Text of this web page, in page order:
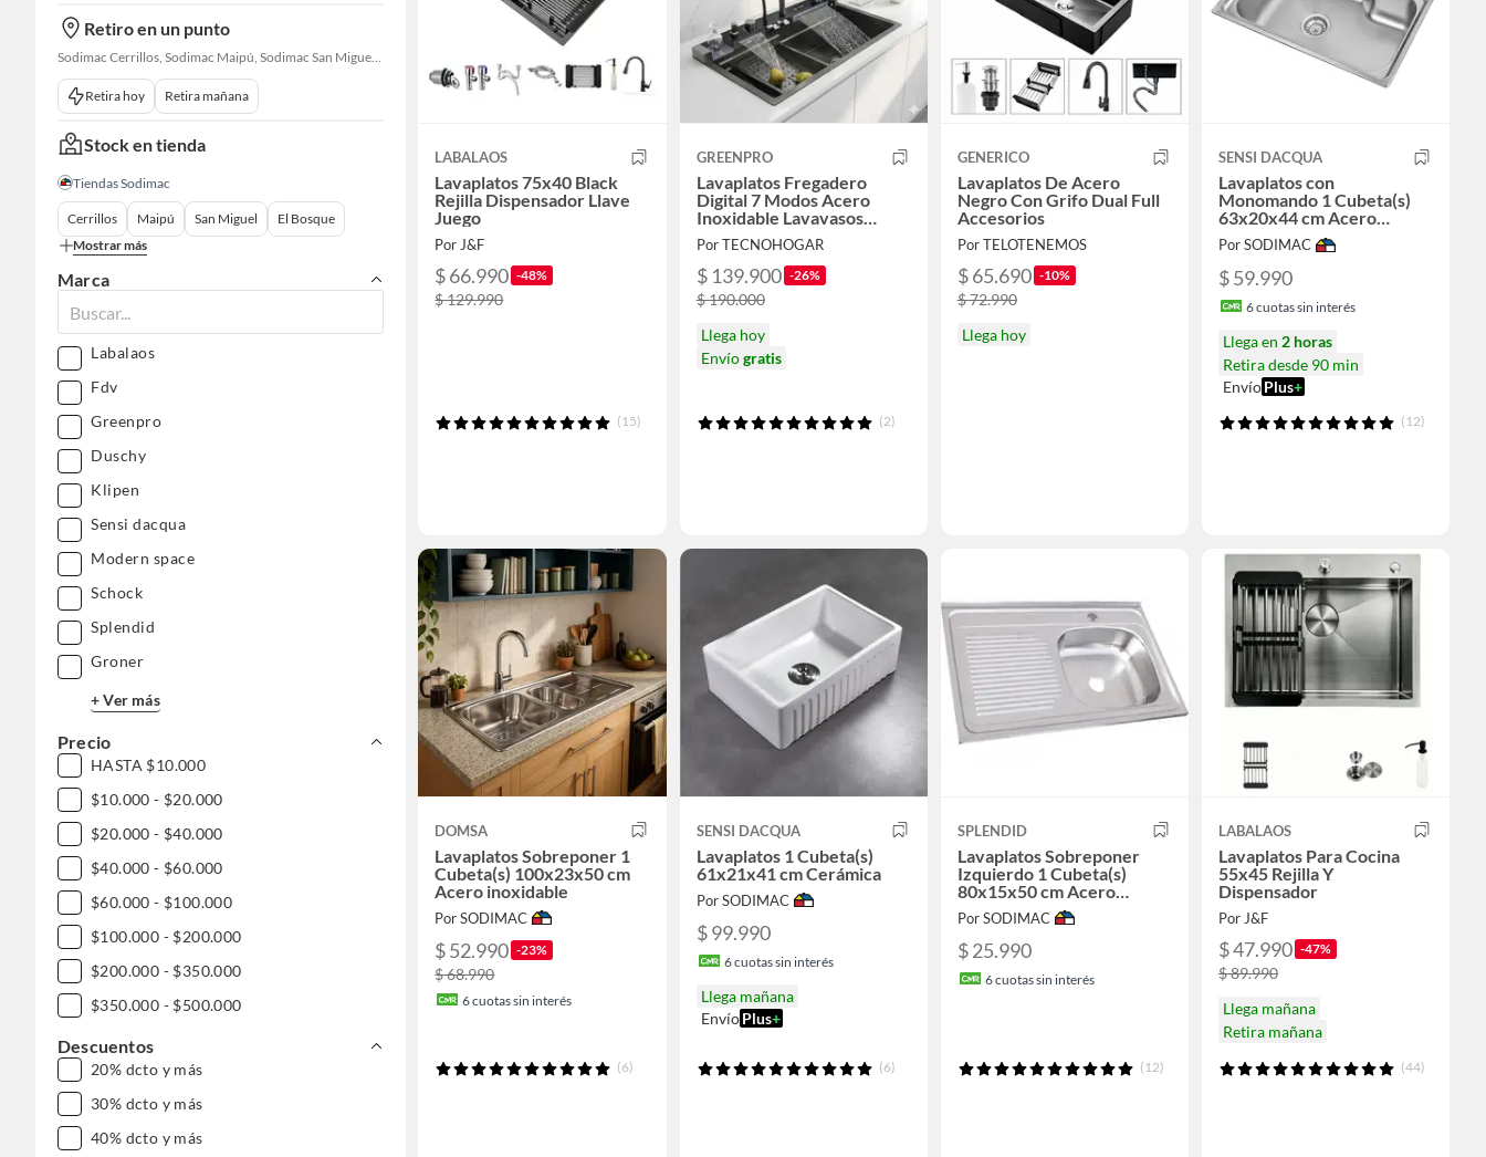
Retiro en un punto
Sodimac Cerrillos, Sodimac Maipú, Sodimac San Miguel, Sodimac El Bosque, Sodimac San Bernardo, Sodimac Talagante, Sodimac San Fernando
Retira hoy Retira mañana
Stock en tienda
Tiendas Sodimac
Cerrillos Maipú San Miguel
El Bosque
Mostrar más
Marca
Labalaos
Fdv
Greenpro
Duschy
Klipen
Sensi dacqua
Modern space
Schock
Splendid
Groner
+ Ver más
Precio
HASTA $10.000
$10.000 - $20.000
$20.000 - $40.000
$40.000 - $60.000
$60.000 - $100.000
$100.000 - $200.000
$200.000 - $350.000
$350.000 - $500.000
$500.000 - $1.000.000
Descuentos
20% dcto y más
30% dcto y más
40% dcto y más
LABALAOS
Lavaplatos 75x40 Black
Rejilla Dispensador Llave
Juego
Por J&F
$ 66.990 -48%
$ 129.990
(15)
GREENPRO
Lavaplatos Fregadero
Digital 7 Modos Acero
Inoxidable Lavavasos
Termómetro Escurridor
Por TECNOHOGAR
$ 139.900 -26%
$ 190.000
Llega hoy
Envíogratis
(2)
GENERICO
Lavaplatos De Acero
Negro Con Grifo Dual Full
Accesorios
Por TELOTENEMOS
$ 65.690 -10%
$ 72.990
Llega hoy
SENSI DACQUA
Lavaplatos con
Monomando 1 Cubeta(s)
63x20x44 cm Acero
inoxidable
Por SODIMAC
$ 59.990
6cuotas sin interés
Llega en 2 horas
Retira desde 90 min
EnvíoPlus+
(12)
DOMSA
Lavaplatos Sobreponer 1
Cubeta(s) 100x23x50 cm
Acero inoxidable
Por SODIMAC
$ 52.990 -23%
$ 68.990
6cuotas sin interés
(6)
SENSI DACQUA
Lavaplatos 1 Cubeta(s)
61x21x41 cm Cerámica
Por SODIMAC
$ 99.990
6cuotas sin interés
Llega mañana
Envío Plus+
(6)
SPLENDID
Lavaplatos Sobreponer
Izquierdo 1 Cubeta(s)
80x15x50 cm Acero
inoxidable
Por SODIMAC
$ 25.990
6cuotas sin interés
(12)
LABALAOS
Lavaplatos Para Cocina
55x45 Rejilla Y
Dispensador
Por J&F
$ 47.990 -47%
$ 89.990
Llega mañana
Retira mañana
(44)